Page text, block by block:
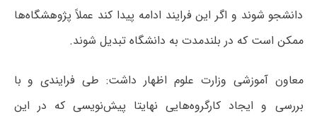
دانشجو شوند و اگر این فرایند ادامه پیدا کند عملاً پژوهشگاه‌ها
ممکن است که در بلندمدت به دانشگاه تبدیل شوند.
معاون آموزشی وزارت علوم اظهار داشت: طی فرایندی و با
بررسی و ایجاد کارگروه‌هایی نهایتا پیش‌نویسی که در این